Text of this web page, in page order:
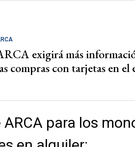
exigirá más
compras con tarjetas en
ARCA para los